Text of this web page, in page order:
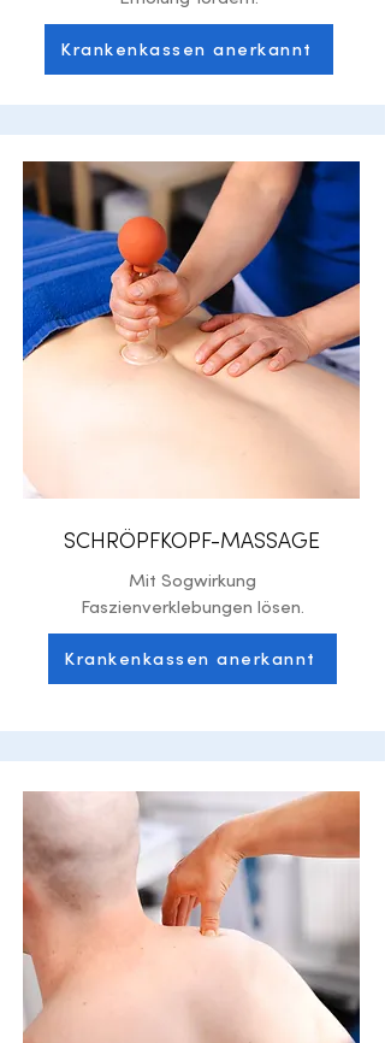
Krankenkassen anerkannt
SCHRÖPFKOPF-MASSAGE
Mit Sogwirkung
Faszienverklebungen lösen.
Krankenkassen anerkannt